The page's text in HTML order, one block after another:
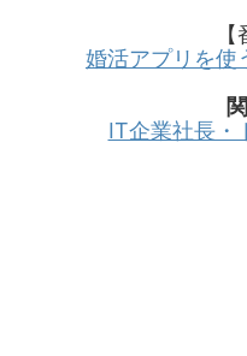
婚活アプリを使
IT企業社長・